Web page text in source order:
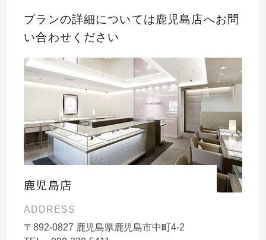
プランの詳細については鹿児島店へお問
い合わせください
鹿児島店
ADDRESS
〒892-0827 鹿児島県鹿児島市中町4-2